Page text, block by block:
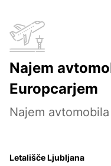
Najem
Europcarjem
Najem
Letališče Ljubljana